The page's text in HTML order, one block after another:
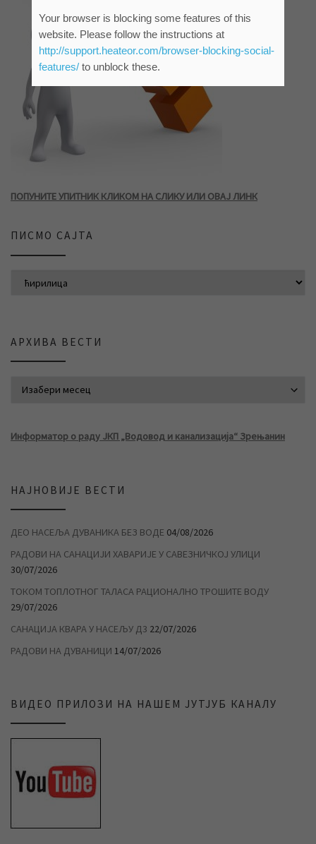
ПОПУНИТЕ УПИТНИК КЛИКОМ НА СЛИКУ ИЛИ ОВАЈ ЛИНК
ПИСМО САЈТА
АРХИВА ВЕСТИ
Информатор о раду ЈКП „Водовод и канализација“ Зрењанин
НАЈНОВИЈЕ ВЕСТИ
ДЕО НАСЕЉА ДУВАНИКА БЕЗ ВОДЕ 04/08/2026
РАДОВИ НА САНАЦИЈИ ХАВАРИЈЕ У САВЕЗНИЧКОЈ УЛИЦИ
30/07/2026
ТОКОМ ТОПЛОТНОГ ТАЛАСА РАЦИОНАЛНО ТРОШИТЕ ВОДУ
29/07/2026
САНАЦИЈА КВАРА У НАСЕЉУ Д3 22/07/2026
РАДОВИ НА ДУВАНИЦИ 14/07/2026
ВИДЕО ПРИЛОЗИ НА НАШЕМ ЈУТЈУБ КАНАЛУ
Your browser is blocking some features of this
website. Please follow the instructions at
http://support.heateor.com/browser-blocking-social-
features/to unblock these.